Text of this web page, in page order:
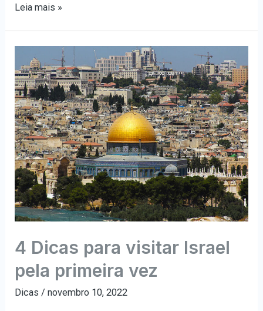
Quer
vendas?
Descubra
como
investir
em
uma
consultoria
pode
ser
o
passo
Leia mais »
4 Dicas para visitar Israel
pela primeira vez
Dicas /novembro 10, 2022